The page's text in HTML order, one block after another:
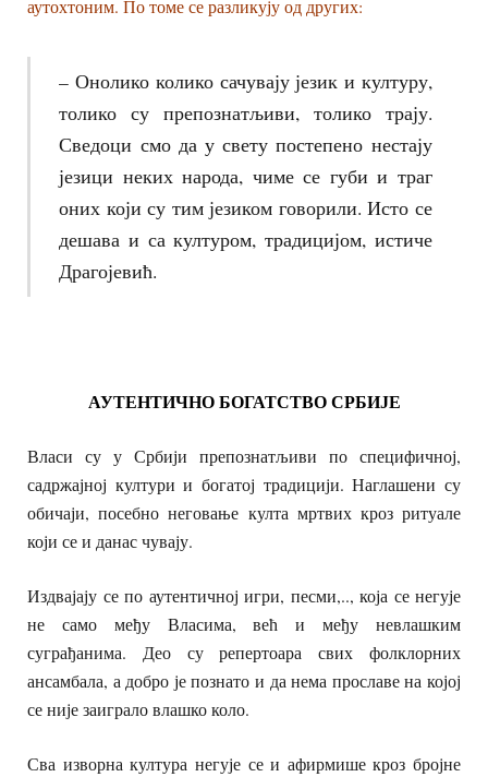
аутохтоним. По томе се разликују од других:
– Онолико колико сачувају језик и културу,
толико су препознатљиви, толико трају.
Сведоци смо да у свету постепено нестају
језици неких народа, чиме се губи и траг
оних који су тим језиком говорили. Исто се
дешава и са културом, традицијом, истиче
Драгојевић.
АУТЕНТИЧНО БОГАТСТВО СРБИЈЕ
Власи су у Србији препознатљиви по специфичној,
садржајној култури и богатој традицији. Наглашени су
обичаји, посебно неговање култа мртвих кроз ритуале
који се и данас чувају.
Издвајају се по аутентичној игри, песми,.., која се негује
не само међу Власима, већ и међу невлашким
суграђанима. Део су репертоара свих фолклорних
ансамбала, а добро је познато и да нема прославе на којој
се није заиграло влашко коло.
Сва изворна култура негује се и афирмише кроз бројне